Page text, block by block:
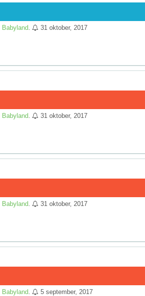
Babyland 31 oktober, 2017
Babyland 31 oktober, 2017
Babyland 31 oktober, 2017
Babyland 5 september, 2017